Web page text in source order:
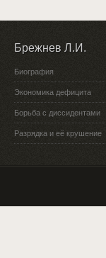
Брежнев Л.И.
Биография
Экономика дефицита
Борьба с диссидентами
Разрядка и её крушение